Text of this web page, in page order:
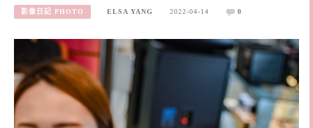
影像日記 PHOTO ELSA YANG 2022-04-14 0